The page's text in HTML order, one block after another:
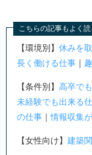
こちらの記事もよく
【環境別】休みを
長く働ける仕事 ｜
【条件別】高卒で
未経験でも出来る
の仕事 ｜情報収集
【女性向け】建築